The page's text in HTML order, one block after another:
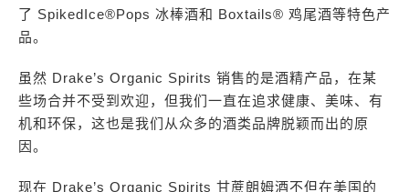
了 SpikedIce®Pops 冰棒酒和 Boxtails® 鸡尾酒等特色产
品。
虽然 Drake’s Organic Spirits 销售的是酒精产品，在某
些场合并不受到欢迎，但我们一直在追求健康、美味、有
机和环保，这也是我们从众多的酒类品牌脱颖而出的原
因。
现在 Drake’s Organic Spirits 甘蔗朗姆酒不但在美国的